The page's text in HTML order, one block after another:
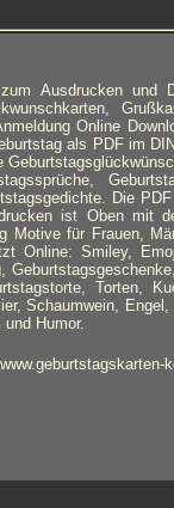
Ausdrucken und
Online
als PDF im
Die
ist Oben mit
Motive für Frauen,
Online: Smiley,
Torten,
Schaumwein,
Humor.
www.geburtstagskarten-